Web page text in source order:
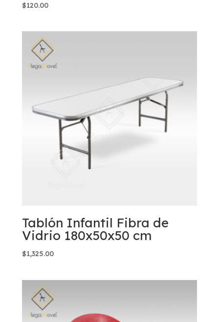
$120.00
Tablón Infantil Fibra de
Vidrio 180x50x50 cm
$1,325.00